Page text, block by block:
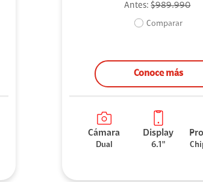
Antes:$989.990
Comparar
Conoce más
Cámara
Dual
Display
6.1"